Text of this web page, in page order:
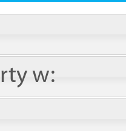
w: